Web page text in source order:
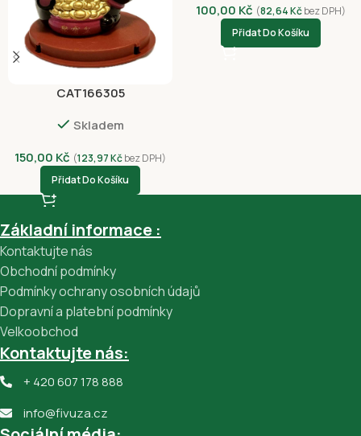
CAT166305
Skladem
150,00 Kč (123,97Kčbez DPH)
Přidat Do Košíku
100,00 Kč (82,64Kčbez DPH)
Přidat Do Košíku
Základní informace :
Kontaktujte nás
Obchodní podmínky
Podmínky ochrany osobních údajů
Dopravní a platební podmínky
Velkoobchod
Kontaktujte nás:
+ 420 607 178 888
info@fivuza.cz